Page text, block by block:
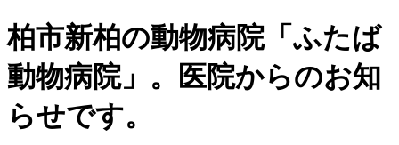
柏市新柏の動物病院「ふたば
動物病院」。医院からのお知
らせです。